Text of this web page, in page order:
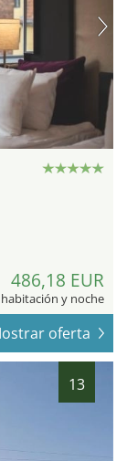
486,18 EUR
y noche
oferta
13